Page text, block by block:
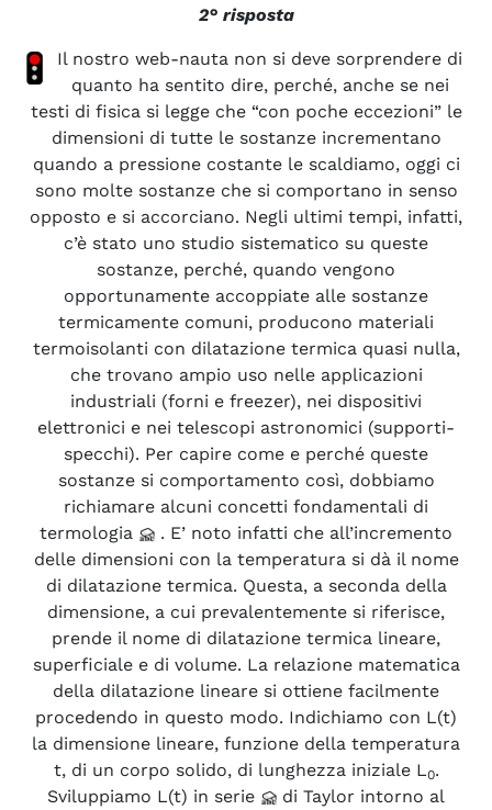
2° risposta
Il nostro web-nauta non si deve sorprendere di
quanto ha sentito dire, perché, anche se nei
testi di fisica si legge che “con poche eccezioni” le
dimensioni di tutte le sostanze incrementano
quando a pressione costante le scaldiamo, oggi ci
sono molte sostanze che si comportano in senso
opposto e si accorciano. Negli ultimi tempi, infatti,
c’è stato uno studio sistematico su queste
sostanze, perché, quando vengono
opportunamente accoppiate alle sostanze
termicamente comuni, producono materiali
termoisolanti con dilatazione termica quasi nulla,
che trovano ampio uso nelle applicazioni
industriali (forni e freezer), nei dispositivi
elettronici e nei telescopi astronomici (supporti-
specchi). Per capire come e perché queste
sostanze si comportamento così, dobbiamo
richiamare alcuni concetti fondamentali di
termologia
. E’ noto infatti che all’incremento
delle dimensioni con la temperatura si dà il nome
di dilatazione termica. Questa, a seconda della
dimensione, a cui prevalentemente si riferisce,
prende il nome di dilatazione termica lineare,
superficiale e di volume. La relazione matematica
della dilatazione lineare si ottiene facilmente
procedendo in questo modo. Indichiamo con L(t)
la dimensione lineare, funzione della temperatura
t, di un corpo solido, di lunghezza iniziale L0.
Sviluppiamo L(t) in serie
di Taylor intorno al